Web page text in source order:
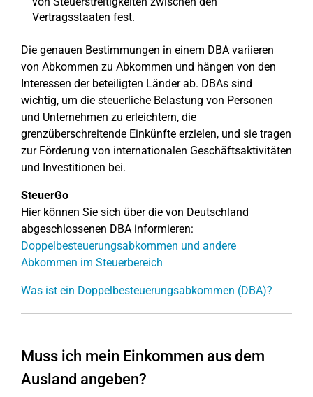
Vertragsstaaten fest.
Die genauen Bestimmungen in einem DBA variieren
von Abkommen zu Abkommen und hängen von den
Interessen der beteiligten Länder ab. DBAs sind
wichtig, um die steuerliche Belastung von Personen
und Unternehmen zu erleichtern, die
grenzüberschreitende Einkünfte erzielen, und sie tragen
zur Förderung von internationalen Geschäftsaktivitäten
und Investitionen bei.
SteuerGo
Hier können Sie sich über die von Deutschland
abgeschlossenen DBA informieren:
Doppelbesteuerungsabkommen und andere
Abkommen im Steuerbereich
Was ist ein Doppelbesteuerungsabkommen (DBA)?
Muss ich mein Einkommen aus dem
Ausland angeben?